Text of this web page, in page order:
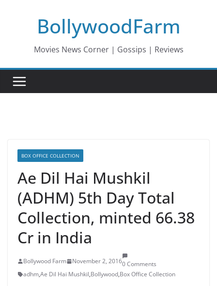
BollywoodFarm
Movies News Corner | Gossips | Reviews
BOX OFFICE COLLECTION
Ae Dil Hai Mushkil
(ADHM) 5th Day Total
Collection, minted 66.38
Cr in India
Bollywood Farm November 2, 20160 Comments
adhm,Ae Dil Hai Mushkil,Bollywood,Box Office Collection